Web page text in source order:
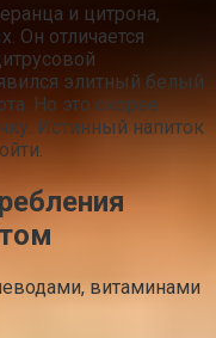
и цитрона,
Он отличается
элитный белый
Но это скорее
Истинный напиток